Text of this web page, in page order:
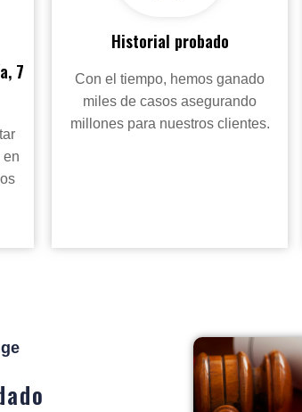
7
en
Historial probado
Con el tiempo, hemos ganado
miles de casos asegurando
millones para nuestros clientes.